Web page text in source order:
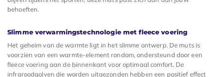
behoeften.
Slimme verwarmingstechnologie met fleece voering
Het geheim van de warmte ligt in het slimme ontwerp. De muts is
voorzien van een warmte-element rondom, ondersteund door een
fleece voering aan de binnenkant voor optimaal comfort. De
infraroodgolven die worden uitgezonden hebben een positief effect